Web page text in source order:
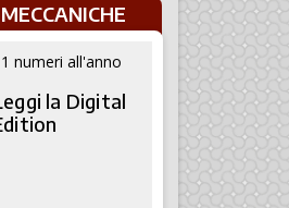
numeri all'anno
la Digital